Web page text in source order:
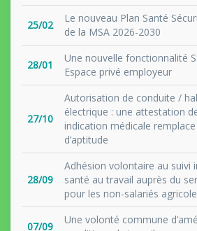
25/02
Le nouveau Plan Santé
de la MSA 2026-2030
28/01
Une nouvelle fonctionnalité
Espace privé employeur
27/10
Autorisation de conduite /
électrique : une attestation
indication médicale remplace
d’aptitude
28/09
Adhésion volontaire au suivi
santé au travail auprès du
pour les non-salariés
07/09
Une volonté commune